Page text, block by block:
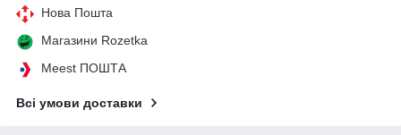
Нова Пошта
Магазини Rozetka
Meest ПОШТА
Всі умови доставки